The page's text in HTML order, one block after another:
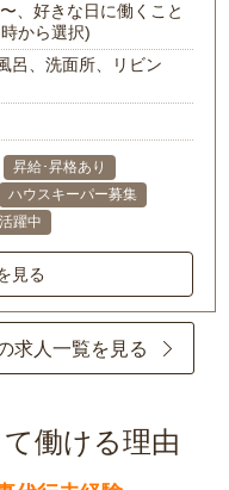
、好きな日に働くこと
から選択)
呂、洗面所、リビン
昇給･昇格あり
ハウスキーパー募集
躍中
見る
求人一覧を見る
働ける理由